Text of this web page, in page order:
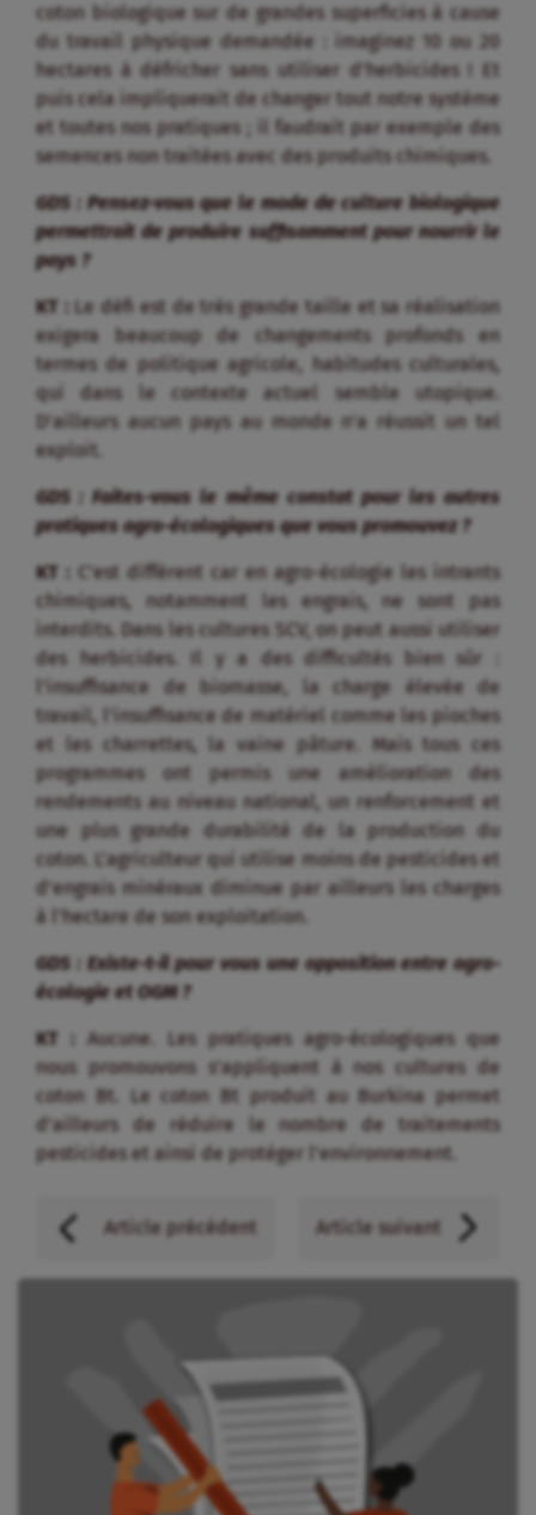
coton biologique sur de grandes superficies à cause
du travail physique demandée : imaginez 10 ou 20
hectares à défricher sans utiliser d’herbicides ! Et
puis cela impliquerait de changer tout notre système
et toutes nos pratiques ; il faudrait par exemple des
semences non traitées avec des produits chimiques.
GDS : Pensez-vous que le mode de culture biologique
permettrait de produire suffisamment pour nourrir le
pays ?
KT :
Le défi est de très grande taille et sa réalisation
exigera beaucoup de changements profonds en
termes de politique agricole, habitudes culturales,
qui dans le contexte actuel semble utopique.
D’ailleurs aucun pays au monde n’a réussit un tel
exploit.
GDS : Faites-vous le même constat pour les autres
pratiques agro-écologiques que vous promouvez ?
KT :
C’est différent car en agro-écologie les intrants
chimiques, notamment les engrais, ne sont pas
interdits. Dans les cultures SCV, on peut aussi utiliser
des herbicides. Il y a des difficultés bien sûr :
l’insuffisance de biomasse, la charge élevée de
travail, l’insuffisance de matériel comme les pioches
et les charrettes, la vaine pâture. Mais tous ces
programmes ont permis une amélioration des
rendements au niveau national, un renforcement et
une plus grande durabilité de la production du
coton. L’agriculteur qui utilise moins de pesticides et
d’engrais minéraux diminue par ailleurs les charges
à l’hectare de son exploitation.
GDS : Existe-t-il pour vous une opposition entre agro-
écologie et OGM ?
KT :
Aucune. Les pratiques agro-écologiques que
nous promouvons s’appliquent à nos cultures de
coton Bt. Le coton Bt produit au Burkina permet
d’ailleurs de réduire le nombre de traitements
pesticides et ainsi de protéger l’environnement.
Article précédent Article suivant